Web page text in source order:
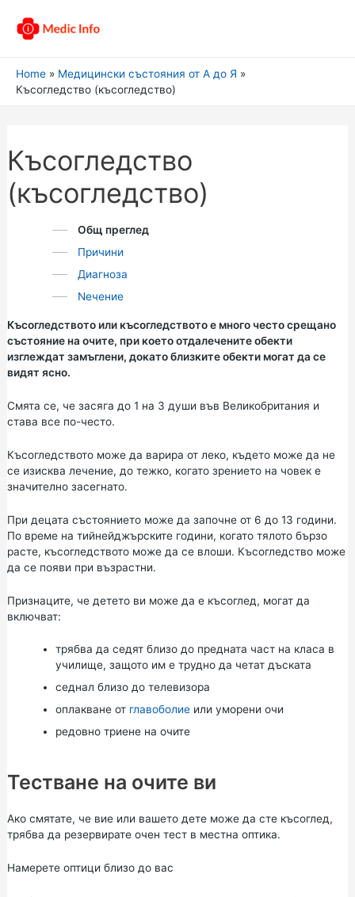
Home
Медицински състояния от А до Я
Късогледство (късогледство)
Късогледство
(късогледство)
Общ преглед
Причини
Диагноза
Nечение
Късогледството или късогледството е много често срещано
състояние на очите, при което отдалечените обекти
изглеждат замъглени, докато близките обекти могат да се
видят ясно.
Смята се, че засяга до 1 на 3 души във Великобритания и
става все по-често.
Късогледството може да варира от леко, където може да не
се изисква лечение, до тежко, когато зрението на човек е
значително засегнато.
При децата състоянието може да започне от 6 до 13 години.
По време на тийнейджърските години, когато тялото бързо
расте, късогледството може да се влоши. Късогледство може
да се появи при възрастни.
Признаците, че детето ви може да е късоглед, могат да
включват:
трябва да седят близо до предната част на класа в
училище, защото им е трудно да четат дъската
седнал близо до телевизора
оплакване от главоболиеили уморени очи
редовно триене на очите
Тестване на очите ви
Ако смятате, че вие или вашето дете може да сте късоглед,
трябва да резервирате очен тест в местна оптика.
Намерете оптици близо до вас